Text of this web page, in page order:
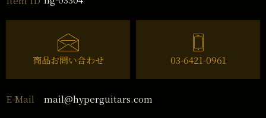
商品お問い合わせ 03-6421-0961
E-Mail mail@hyperguitars.com